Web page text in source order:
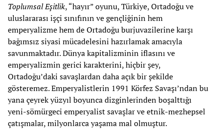
Toplumsal Eşitlik, “hayır” oyunu, Türkiye, Ortadoğu ve
uluslararası işçi sınıfının ve gençliğinin hem
emperyalizme hem de Ortadoğu burjuvazilerine karşı
bağımsız siyasi mücadelesini hazırlamak amacıyla
savunmaktadır. Dünya kapitalizminin iflasını ve
emperyalizmin gerici karakterini, hiçbir şey,
Ortadoğu’daki savaşlardan daha açık bir şekilde
gösteremez. Emperyalistlerin 1991 Körfez Savaşı’ndan bu
yana çeyrek yüzyıl boyunca dizginlerinden boşalttığı
yeni-sömürgeci emperyalist savaşlar ve etnik-mezhepsel
çatışmalar, milyonlarca yaşama mal olmuştur.